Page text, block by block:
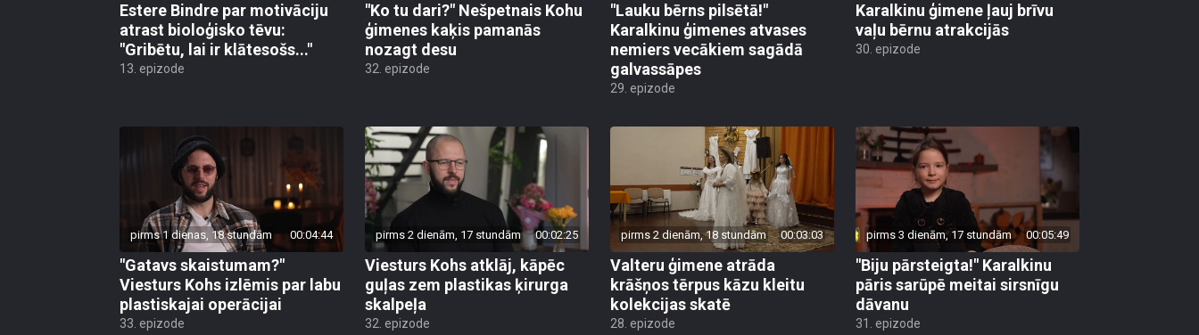
Estere Bindre par motivāciju
atrast bioloģisko tēvu:
"Gribētu, lai ir klātesošs..."
13. epizode
"Ko tu dari?" Nešpetnais Kohu
ģimenes kaķis pamanās
nozagt desu
32. epizode
"Lauku bērns pilsētā!"
Karalkinu ģimenes atvases
nemiers vecākiem sagādā
galvassāpes
29. epizode
Karalkinu ģimene ļauj brīvu
vaļu bērnu atrakcijās
30. epizode
pirms 1 dienas, 18 stundām 00:04:44
"Gatavs skaistumam?"
Viesturs Kohs izlēmis par labu
plastiskajai operācijai
33. epizode
pirms 2 dienām, 17 stundām 00:02:25
Viesturs Kohs atklāj, kāpēc
guļas zem plastikas ķirurga
skalpeļa
32. epizode
pirms 2 dienām, 18 stundām 00:03:03
Valteru ģimene atrāda
krāšņos tērpus kāzu kleitu
kolekcijas skatē
28. epizode
pirms 3 dienām, 17 stundām 00:05:49
"Biju pārsteigta!" Karalkinu
pāris sarūpē meitai sirsnīgu
dāvanu
31. epizode